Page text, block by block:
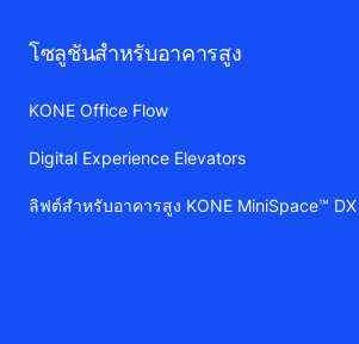
โซลูชันสำหรับอาคารสูง
KONE Office Flow
Digital Experience Elevators
ลิฟต์สำหรับอาคารสูง KONE MiniSpace™ DX